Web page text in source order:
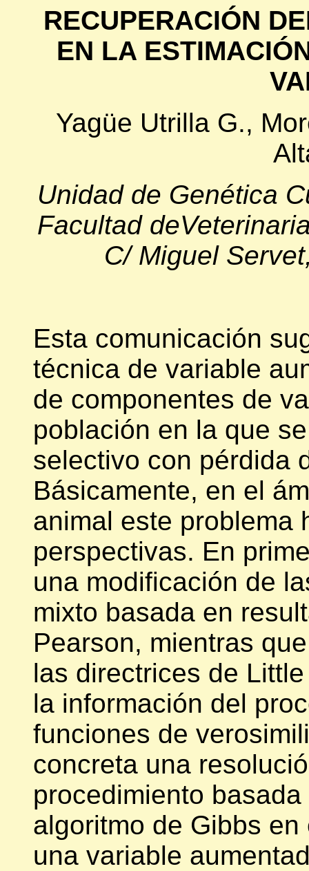
RECUPERACIÓN
EN LA
Yagüe Utrilla G.,
Unidad de Genética
Facultad
C/ Miguel
Esta comunicación
técnica de variable
de componentes de
población en la que
selectivo con pérdida
Básicamente, en el
animal este problema
perspectivas. En
una modificación de
mixto basada en
Pearson, mientras
las directrices de
la información del
funciones de
concreta una
procedimiento
algoritmo de Gibbs
una variable